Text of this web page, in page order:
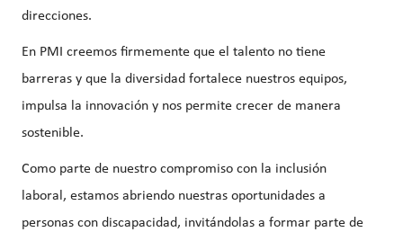
direcciones.
En PMI creemos firmemente que el talento no tiene
barreras y que la diversidad fortalece nuestros equipos,
impulsa la innovación y nos permite crecer de manera
sostenible.
Como parte de nuestro compromiso con la inclusión
laboral, estamos abriendo nuestras oportunidades a
personas con discapacidad, invitándolas a formar parte de